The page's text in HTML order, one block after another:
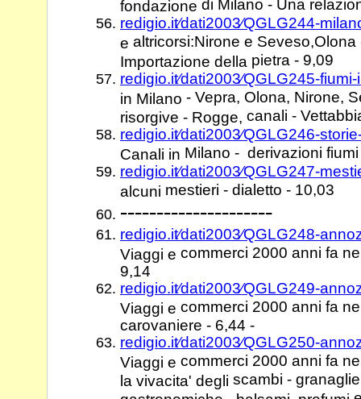
fondazione di Milano - Una
redigio.it⁄dati2003⁄QGLG244-
e altricorsi:Nirone e
Importazione della pietra - 9,09
redigio.it⁄dati2003⁄QGLG245-
in Milano - Vepra, Olona, Nirone,
risorgive - Rogge, canali -
redigio.it⁄dati2003⁄QGLG246-
Canali in Milano - derivazioni
redigio.it⁄dati2003⁄QGLG247-
alcuni mestieri - dialetto - 10,03
---------------------
redigio.it⁄dati2003⁄QGLG248-
Viaggi e commerci 2000 anni fa
9,14
redigio.it⁄dati2003⁄QGLG249-
Viaggi e commerci 2000 anni fa
carovaniere - 6,44 -
redigio.it⁄dati2003⁄QGLG250-
Viaggi e commerci 2000 anni fa
la vivacita' degli scambi -